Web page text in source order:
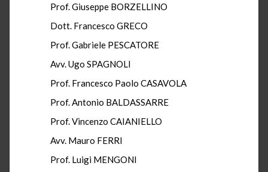
Prof. Giuseppe BORZELLINO
Dott. Francesco GRECO
Prof. Gabriele PESCATORE
Avv. Ugo SPAGNOLI
Prof. Francesco Paolo CASAVOLA
Prof. Antonio BALDASSARRE
Prof. Vincenzo CAIANIELLO
Avv. Mauro FERRI
Prof. Luigi MENGONI